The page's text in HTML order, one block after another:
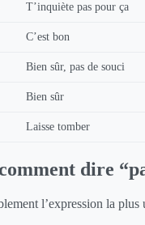
T’inquiète pas pour ça
C’est bon
Bien sûr, pas de souci
Bien sûr
Laisse tomber
dire
l’expression la